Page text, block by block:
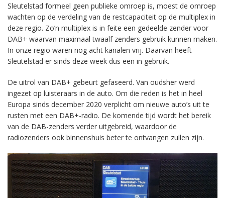
Sleutelstad formeel geen publieke omroep is, moest de omroep
wachten op de verdeling van de restcapaciteit op de multiplex in
deze regio. Zo’n multiplex is in feite een gedeelde zender voor
DAB+ waarvan maximaal twaalf zenders gebruik kunnen maken.
In onze regio waren nog acht kanalen vrij. Daarvan heeft
Sleutelstad er sinds deze week dus een in gebruik.
De uitrol van DAB+ gebeurt gefaseerd. Van oudsher werd
ingezet op luisteraars in de auto. Om die reden is het in heel
Europa sinds december 2020 verplicht om nieuwe auto’s uit te
rusten met een DAB+-radio. De komende tijd wordt het bereik
van de DAB-zenders verder uitgebreid, waardoor de
radiozenders ook binnenshuis beter te ontvangen zullen zijn.